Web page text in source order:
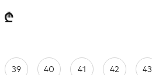
₾
39 40 41 42 43